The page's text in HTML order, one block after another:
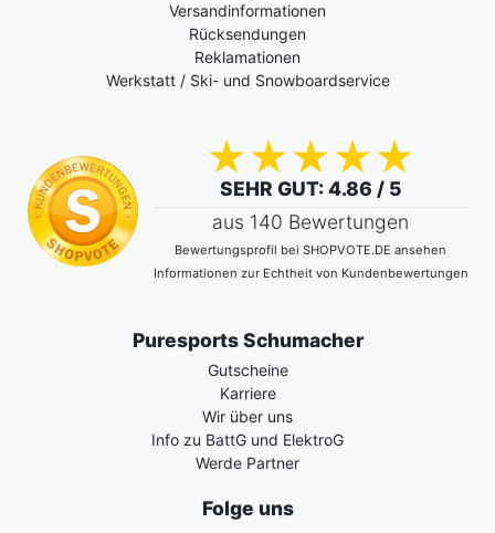
Versandinformationen
Rücksendungen
Reklamationen
Werkstatt / Ski- und Snowboardservice
SEHR GUT: 4.86 / 5
aus 140 Bewertungen
Bewertungsprofil bei SHOPVOTE.DE ansehen
Informationen zur Echtheit von Kundenbewertungen
Puresports Schumacher
Gutscheine
Karriere
Wir über uns
Info zu BattG und ElektroG
Werde Partner
Folge uns